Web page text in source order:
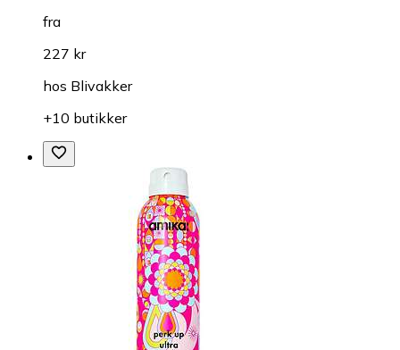
fra
227 kr
hos Blivakker
+10 butikker